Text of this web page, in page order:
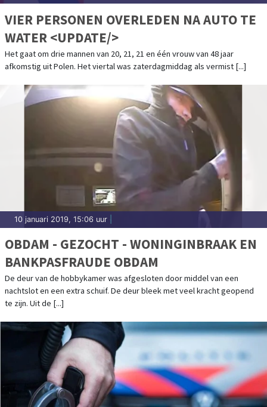
VIER PERSONEN OVERLEDEN NA AUTO TE
WATER <UPDATE/>
Het gaat om drie mannen van 20, 21, 21 en één vrouw van 48 jaar
afkomstig uit Polen. Het viertal was zaterdagmiddag als vermist [...]
10 januari 2019, 15:06 uur
OBDAM - GEZOCHT - WONINGINBRAAK EN
BANKPASFRAUDE OBDAM
De deur van de hobbykamer was afgesloten door middel van een
nachtslot en een extra schuif. De deur bleek met veel kracht geopend
te zijn. Uit de [...]